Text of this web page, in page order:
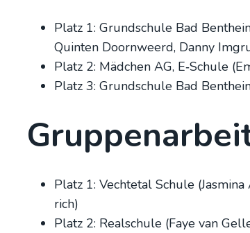
Platz 1: Grund­schu­le Bad
Quin­ten Doorn­weerd, Dan­ny
Platz 2: Mäd­chen AG, E‑Schule
Platz 3: Grund­schu­le Bad
Platz 1: Vecht­e­tal Schu­le
rich)
Platz 2: Real­schu­le (Faye van